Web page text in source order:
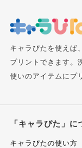
キャラぴたを使えば
プリントできます。
使いのアイテムにプ
「キャラぴた」に
キャラぴたの使い方